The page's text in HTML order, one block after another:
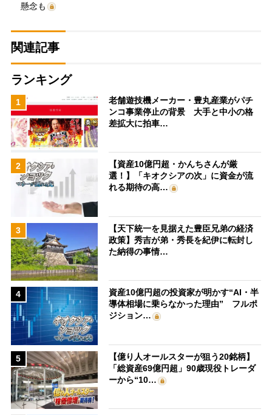
懸念も
関連記事
ランキング
1
老舗遊技機メーカー・豊丸産業がパチ
ンコ事業停止の背景 大手と中小の格
差拡大に拍車…
2
【資産10億円超・かんちさんが厳
選！】「キオクシアの次」に資金が流
れる期待の高…
3
【天下統一を見据えた豊臣兄弟の経済
政策】秀吉が弟・秀長を紀伊に転封し
た納得の事情…
4
資産10億円超の投資家が明かす“AI・半
導体相場に乗らなかった理由” フルポ
ジション…
5
【億り人オールスターが狙う20銘柄】
「総資産69億円超」90歳現役トレーダ
ーから“10…